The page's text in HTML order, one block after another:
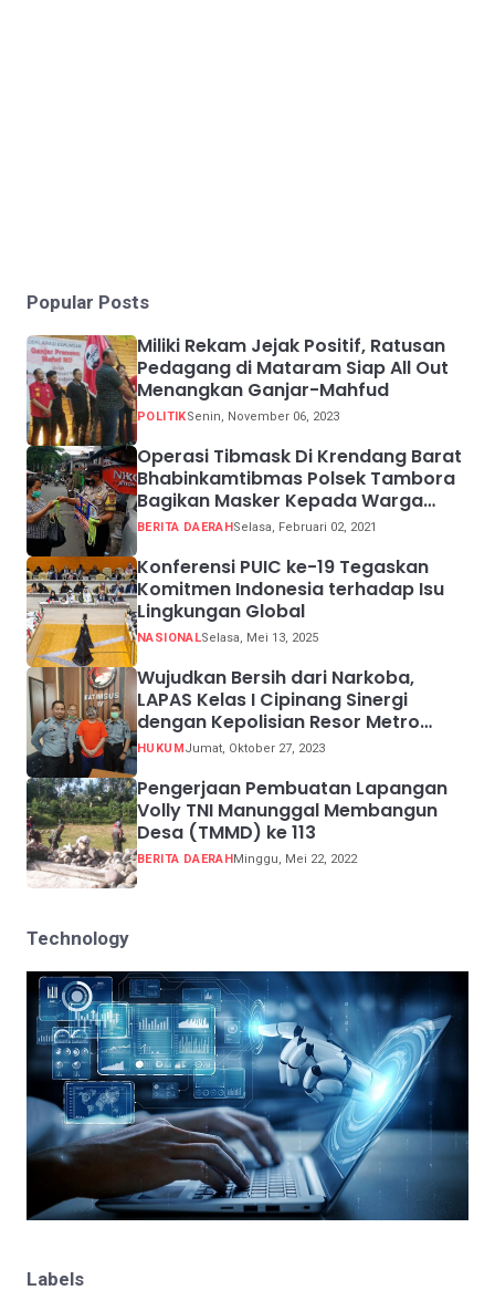
Popular Posts
Miliki Rekam Jejak Positif, Ratusan
Pedagang di Mataram Siap All Out
Menangkan Ganjar-Mahfud
POLITIKSenin, November 06, 2023
Operasi Tibmask Di Krendang Barat
Bhabinkamtibmas Polsek Tambora
Bagikan Masker Kepada Warga
Pelanggar Prokes
BERITA DAERAHSelasa, Februari 02, 2021
Konferensi PUIC ke-19 Tegaskan
Komitmen Indonesia terhadap Isu
Lingkungan Global
NASIONALSelasa, Mei 13, 2025
Wujudkan Bersih dari Narkoba,
LAPAS Kelas I Cipinang Sinergi
dengan Kepolisian Resor Metro
Jakarta Barat
HUKUMJumat, Oktober 27, 2023
Pengerjaan Pembuatan Lapangan
Volly TNI Manunggal Membangun
Desa (TMMD) ke 113
BERITA DAERAHMinggu, Mei 22, 2022
Technology
Labels